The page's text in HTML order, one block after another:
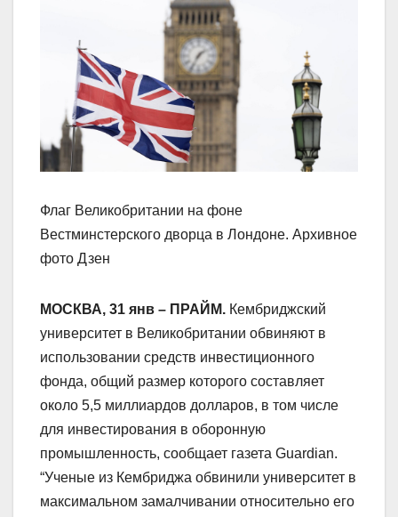
Флаг Великобритании на фоне
Вестминстерского дворца в Лондоне. Архивное
фото Дзен
МОСКВА, 31 янв – ПРАЙМ. Кембриджский
университет в Великобритании обвиняют в
использовании средств инвестиционного
фонда, общий размер которого составляет
около 5,5 миллиардов долларов, в том числе
для инвестирования в оборонную
промышленность, сообщает газета Guardian.
“Ученые из Кембриджа обвинили университет в
максимальном замалчивании относительно его